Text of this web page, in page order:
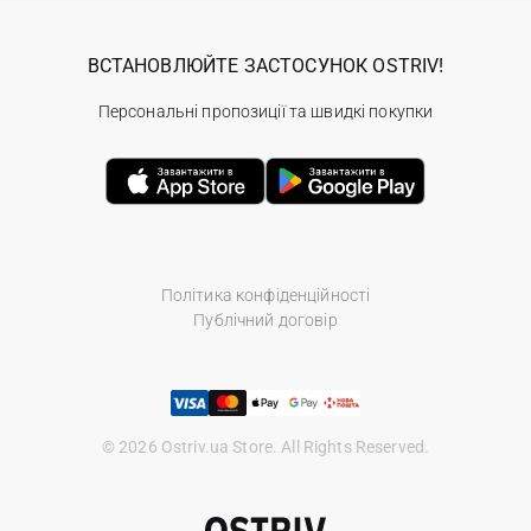
Політика конфіденційності
Публічний договір
© 2026 Ostriv.ua Store. All Rights Reserved.
ВСТАНОВЛЮЙТЕ ЗАСТОСУНОК OSTRIV!
Персональні пропозиції та швидкі покупки